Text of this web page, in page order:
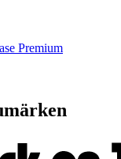
Premium